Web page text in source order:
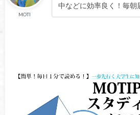
MOTI
中などに効率良く！毎朝